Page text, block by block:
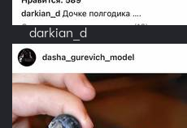
darkian_d